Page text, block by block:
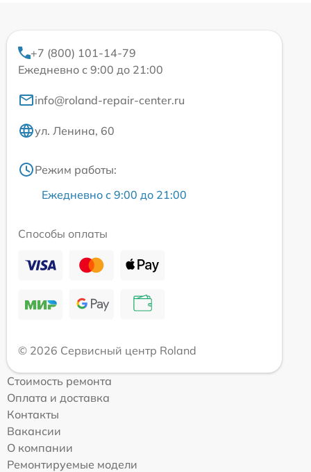
+7 (800) 101-14-79
Ежедневно с 9:00 до 21:00
info@roland-repair-center.ru
ул. Ленина, 60
Режим работы:
Ежедневно с 9:00 до 21:00
Способы оплаты
© 2026 Сервисный центр Roland
Стоимость ремонта
Оплата и доставка
Контакты
Вакансии
О компании
Ремонтируемые модели